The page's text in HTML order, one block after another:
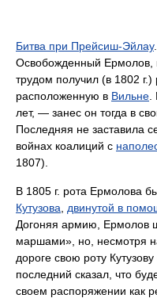
Битва при Прейсиш-Эйлау.
Освобожденный Ермолов,
трудом получил (в 1802 г.)
расположенную в Вильне
лет, — занес он тогда в
Последняя не заставила
войнах коалиций с
1807).
В 1805 г. рота Ермолова
Кутузова
двинутой в
Догоняя армию, Ермолов
маршами», но, несмотря
дороге свою роту
последний сказал, что
своем распоряжении как